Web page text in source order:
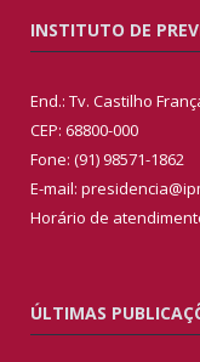
INSTITUTO DE
End.: Tv. Castilho
CEP: 68800-000
Fone: (91) 98571-1862
E-mail:
Horário de
ÚLTIMAS